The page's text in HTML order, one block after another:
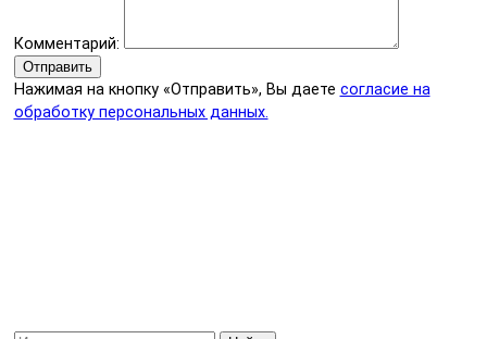
Комментарий:
Отправить
Нажимая на кнопку «Отправить», Вы даете согласие на
обработку персональных данных.